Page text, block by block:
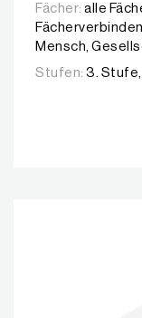
Fächer: alle
Mensch,
Stufen: 3.